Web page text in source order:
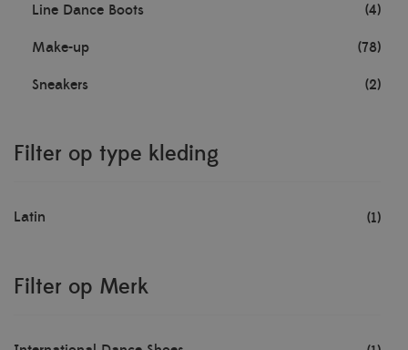
Line Dance Boots (4)
Make-up (78)
Sneakers (2)
Filter op type kleding
Latin (1)
Filter op Merk